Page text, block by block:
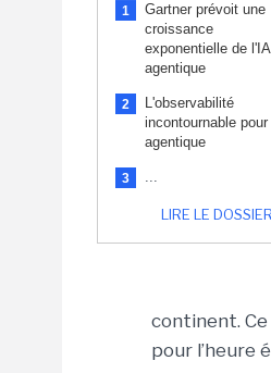
1
Gartner prévoit une
croissance
exponentielle de l'IA
agentique
2
L'observabilité
incontournable pour
agentique
3 ...
LIRE LE DOSSIER
continent.
pour l’heure